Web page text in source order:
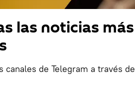
las noticias más
canales de Telegram a través de